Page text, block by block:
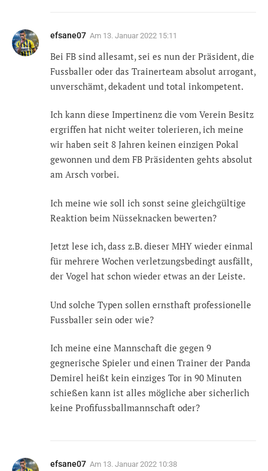
efsane07 Am 13. Januar 2022 15:11
Bei FB sind allesamt, sei es nun der Präsident, die
Fussballer oder das Trainerteam absolut arrogant,
unverschämt, dekadent und total inkompetent.
Ich kann diese Impertinenz die vom Verein Besitz
ergriffen hat nicht weiter tolerieren, ich meine
wir haben seit 8 Jahren keinen einzigen Pokal
gewonnen und dem FB Präsidenten gehts absolut
am Arsch vorbei.
Ich meine wie soll ich sonst seine gleichgültige
Reaktion beim Nüsseknacken bewerten?
Jetzt lese ich, dass z.B. dieser MHY wieder einmal
für mehrere Wochen verletzungsbedingt ausfällt,
der Vogel hat schon wieder etwas an der Leiste.
Und solche Typen sollen ernsthaft professionelle
Fussballer sein oder wie?
Ich meine eine Mannschaft die gegen 9
gegnerische Spieler und einen Trainer der Panda
Demirel heißt kein einziges Tor in 90 Minuten
schießen kann ist alles mögliche aber sicherlich
keine Profifussballmannschaft oder?
efsane07 Am 13. Januar 2022 10:38